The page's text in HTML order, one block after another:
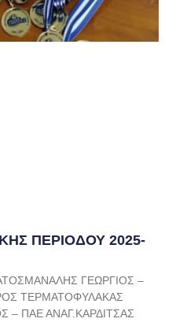
ΠΕΡΙΟΔΟΥ 2025-
ΓΕΩΡΓΙΟΣ –
ΤΕΡΜΑΤΟΦΥΛΑΚΑΣ
ΠΑΕ ΑΝΑΓ.ΚΑΡΔΙΤΣΑΣ